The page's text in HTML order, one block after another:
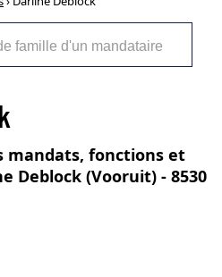
mandats, fonctions et
Deblock (Vooruit) - 8530